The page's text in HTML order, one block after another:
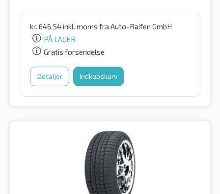
kr. 646.54inkl. moms fra Auto-Raifen GmbH
PÅ LAGER
Gratis forsendelse
Detaljer Indkøbskurv